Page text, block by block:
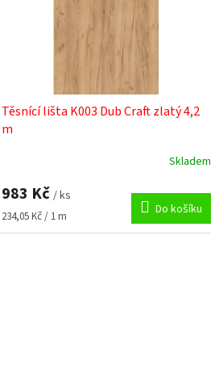
Těsnící lišta K003 Dub Craft zlatý 4,2
m
Skladem
983 Kč / ks
Měrná
cena:
234,05 Kč / 1 m Do košíku